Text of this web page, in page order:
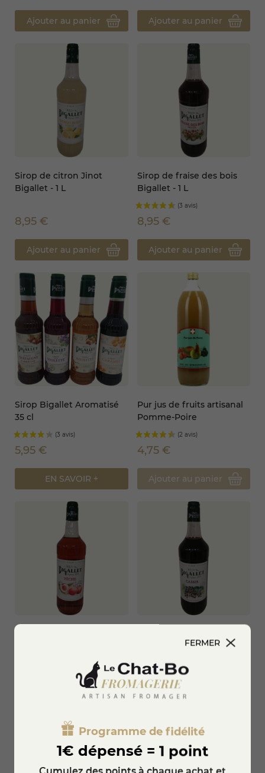
(4 avis)
Ajouter au panier Ajouter au panier
Sirop de citron Jinot
Bigallet - 1 L
8,95 €
Ajouter au panier
Sirop de fraise des bois
Bigallet - 1 L
8,95 €
Ajouter au panier
Sirop Bigallet Aromatisé
35 cl
5,95 €
EN SAVOIR +
Pur jus de fruits artisanal
Pomme-Poire
4,75 €
Ajouter au panier
8,95 €
FERMER
Programme de fidélité
1€ dépensé = 1 point